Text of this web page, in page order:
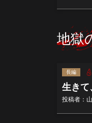
地獄
長編
生きて
投稿者：